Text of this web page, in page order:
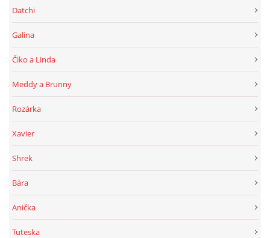
Datchi
Galina
Čiko a Linda
Meddy a Brunny
Rozárka
Xavier
Shrek
Bára
Anička
Tuteska